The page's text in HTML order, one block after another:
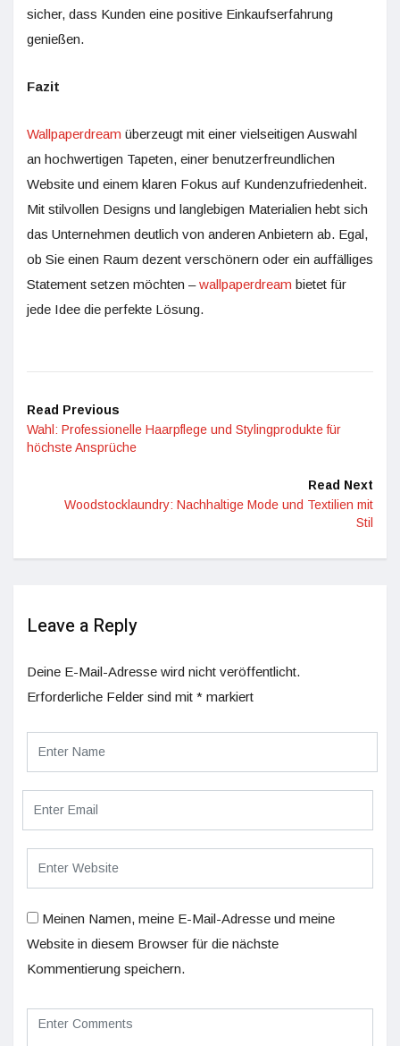
sicher, dass Kunden eine positive Einkaufserfahrung
genießen.
Fazit
Wallpaperdream überzeugt mit einer vielseitigen Auswahl
an hochwertigen Tapeten, einer benutzerfreundlichen
Website und einem klaren Fokus auf Kundenzufriedenheit.
Mit stilvollen Designs und langlebigen Materialien hebt sich
das Unternehmen deutlich von anderen Anbietern ab. Egal,
ob Sie einen Raum dezent verschönern oder ein auffälliges
Statement setzen möchten –wallpaperdream bietet für
jede Idee die perfekte Lösung.
Read Previous
Wahl: Professionelle Haarpflege und Stylingprodukte für
höchste Ansprüche
Read Next
Woodstocklaundry: Nachhaltige Mode und Textilien mit
Stil
Leave a Reply
Deine E-Mail-Adresse wird nicht veröffentlicht.
Erforderliche Felder sind mit * markiert
Meinen Namen, meine E-Mail-Adresse und meine
Website in diesem Browser für die nächste
Kommentierung speichern.